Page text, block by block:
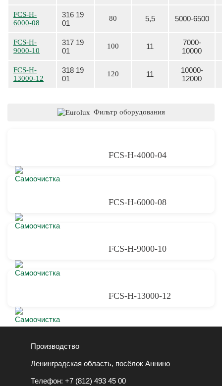
FCS-H-
6000-08
316 19
01
80 5,5 5000-6500
FCS-H-
9000-10
317 19
01
100 11
7000-
10000
FCS-H-
13000-12
318 19
01
120 11
10000-
12000
Фильтр оборудования
FCS-Н-4000-04
FCS-Н-6000-08
FCS-Н-9000-10
FCS-Н-13000-12
Производство
Ленинградская область, посёлок Аннино
Телефон: +7 (812) 493 45 00